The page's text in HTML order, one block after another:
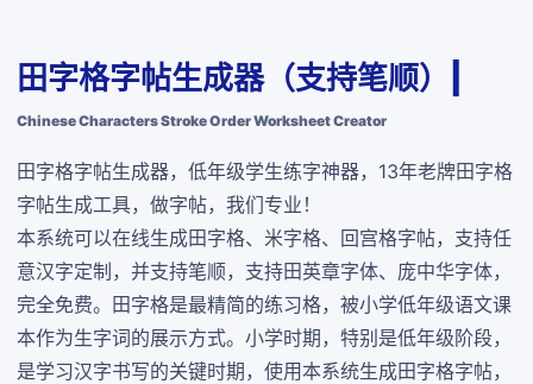
田字格字帖生成器（支持笔顺）|
Chinese Characters Stroke Order Worksheet Creator
田字格字帖生成器，低年级学生练字神器，13年老牌田字格
字帖生成工具，做字帖，我们专业！
本系统可以在线生成田字格、米字格、回宫格字帖，支持任
意汉字定制，并支持笔顺，支持田英章字体、庞中华字体，
完全免费。田字格是最精简的练习格，被小学低年级语文课
本作为生字词的展示方式。小学时期，特别是低年级阶段，
是学习汉字书写的关键时期，使用本系统生成田字格字帖，